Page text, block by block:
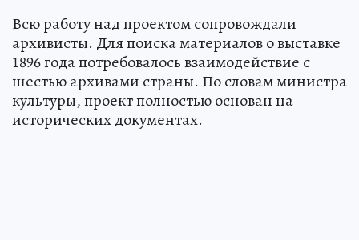
Всю работу над проектом сопровождали
архивисты. Для поиска материалов о выставке
1896 года потребовалось взаимодействие с
шестью архивами страны. По словам министра
культуры, проект полностью основан на
исторических документах.